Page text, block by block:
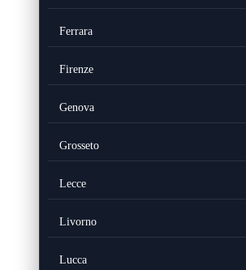
Ferrara
Firenze
Genova
Grosseto
Lecce
Livorno
Lucca